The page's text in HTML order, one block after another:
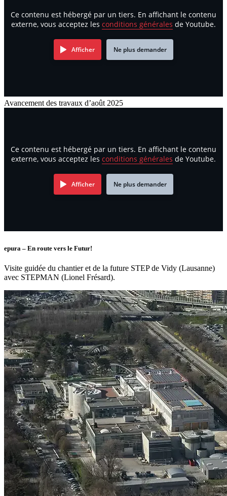
Ce contenu est hébergé par un tiers. En affichant le contenu
externe, vous acceptez les conditions générales de Youtube.
Afficher Ne plus demander
Avancement des travaux d’août 2025
Ce contenu est hébergé par un tiers. En affichant le contenu
externe, vous acceptez les conditions générales de Youtube.
Afficher Ne plus demander
epura – En route vers le Futur!
Visite guidée du chantier et de la future STEP de Vidy (Lausanne)
avec STEPMAN (Lionel Frésard).